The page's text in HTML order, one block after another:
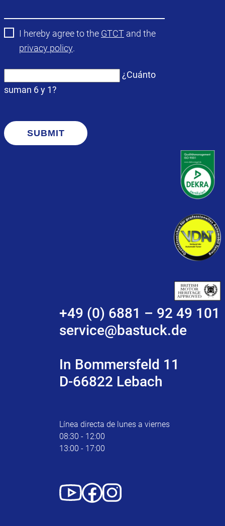
I hereby agree to the GTCT and the
privacy policy.
¿Cuánto
suman 6 y 1?
SUBMIT
+49 (0) 6881 – 92 49 101
service@bastuck.de
In Bommersfeld 11
D-66822 Lebach
Línea directa de lunes a viernes
08:30 - 12:00
13:00 - 17:00